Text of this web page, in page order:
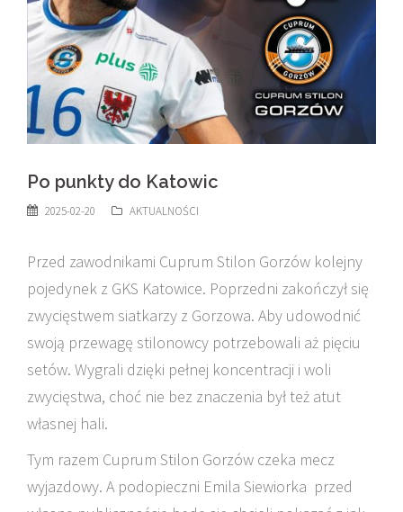
Po punkty do Katowic
2025-02-20 AKTUALNOŚCI
Przed zawodnikami Cuprum Stilon Gorzów kolejny
pojedynek z GKS Katowice. Poprzedni zakończył się
zwycięstwem siatkarzy z Gorzowa. Aby udowodnić
swoją przewagę stilonowcy potrzebowali aż pięciu
setów. Wygrali dzięki pełnej koncentracji i woli
zwycięstwa, choć nie bez znaczenia był też atut
własnej hali.
Tym razem Cuprum Stilon Gorzów czeka mecz
wyjazdowy. A podopieczni Emila Siewiorka przed